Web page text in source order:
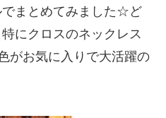
まとめてみました☆ど
にクロスのネックレス
がお気に入りで大活躍の